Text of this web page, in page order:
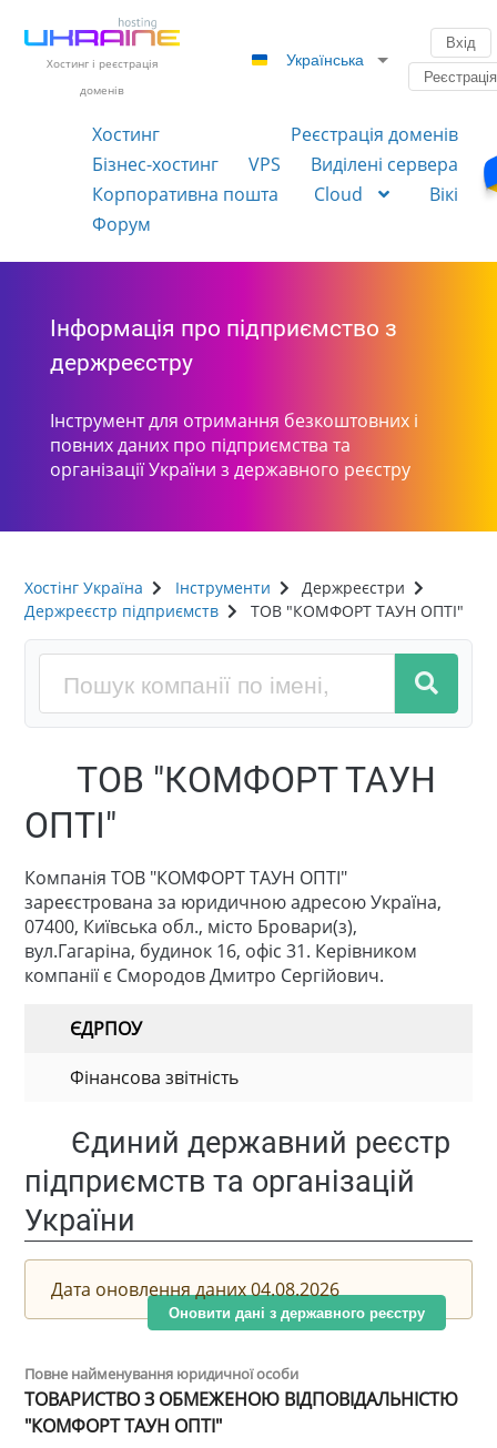
Хостинг і реєстрація
доменів
Українська
Вхід
Реєстрація
Хостинг
Реєстрація доменів
Бізнес-хостинг
VPS
Виділені сервера
Корпоративна пошта
Cloud
Вікі
Форум
Інформація про підприємство з
держреєстру
Інструмент для отримання безкоштовних і
повних даних про підприємства та
організації України з державного реєстру
Хостінг Україна Інструменти
Держреєстри
Держреєстр підприємств
ТОВ "КОМФОРТ ТАУН ОПТІ"
ТОВ "КОМФОРТ ТАУН
ОПТІ"
Компанія ТОВ "КОМФОРТ ТАУН ОПТІ"
зареєстрована за юридичною адресою Україна,
07400, Київська обл., місто Бровари(з),
вул.Гагаріна, будинок 16, офіс 31. Керівником
компанії є Смородов Дмитро Сергійович.
ЄДРПОУ
Фінансова звітність
Єдиний державний реєстр
підприємств та організацій
України
Дата оновлення даних 04.08.2026
Оновити дані з державного реєстру
Повне найменування юридичної особи
ТОВАРИСТВО З ОБМЕЖЕНОЮ ВІДПОВІДАЛЬНІСТЮ
"КОМФОРТ ТАУН ОПТІ"